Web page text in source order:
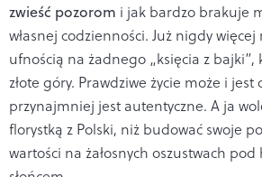
zwieść pozorom i jak bardzo brakuje
własnej codzienności. Już nigdy
ufnością na żadnego „księcia z
złote góry. Prawdziwe życie może i jest
przynajmniej jest autentyczne. A ja
florystką z Polski, niż budować swoje
wartości na żałosnych oszustwach